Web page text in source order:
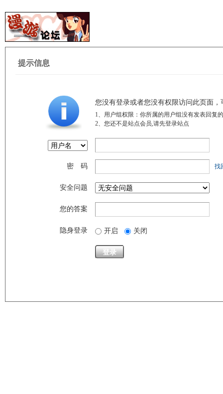
提示信息
您没有登录或者您没有权限访问此页面
1、用户组权限：你所属的用户组没有发表回复
2、您还不是站点会员,请先登录站点
密 码 找
安全问题
您的答案
隐身登录 开启 关闭
登录